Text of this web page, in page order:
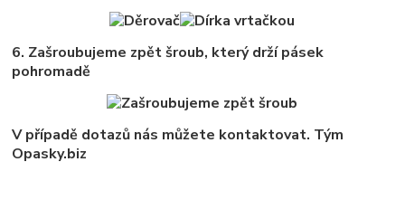
6. Zašroubujeme zpět šroub, který drží pásek
pohromadě
V případě dotazů nás můžete kontaktovat. Tým
Opasky.biz